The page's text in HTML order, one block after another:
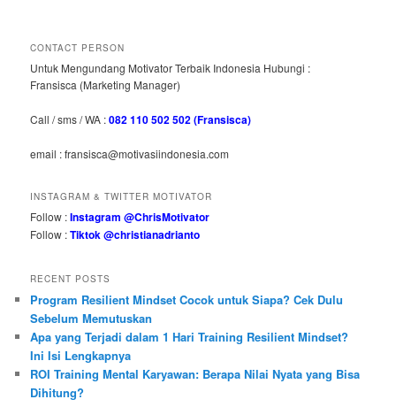
CONTACT PERSON
Untuk Mengundang Motivator Terbaik Indonesia Hubungi :
Fransisca (Marketing Manager)
Call / sms / WA :082 110 502 502 (Fransisca)
email : fransisca@motivasiindonesia.com
INSTAGRAM & TWITTER MOTIVATOR
Follow :Instagram @ChrisMotivator
Follow :Tiktok @christianadrianto
RECENT POSTS
Program Resilient Mindset Cocok untuk Siapa? Cek Dulu
Sebelum Memutuskan
Apa yang Terjadi dalam 1 Hari Training Resilient Mindset?
Ini Isi Lengkapnya
ROI Training Mental Karyawan: Berapa Nilai Nyata yang Bisa
Dihitung?